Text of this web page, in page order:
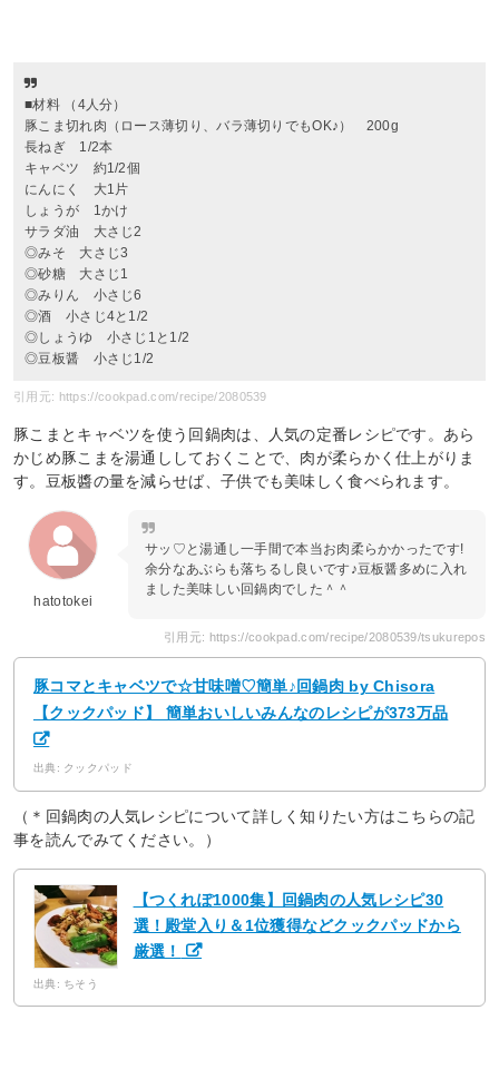
■材料 （4人分）
豚こま切れ肉（ロース薄切り、バラ薄切りでもOK♪） 200g
長ねぎ 1/2本
キャベツ 約1/2個
にんにく 大1片
しょうが 1かけ
サラダ油 大さじ2
◎みそ 大さじ3
◎砂糖 大さじ1
◎みりん 小さじ6
◎酒 小さじ4と1/2
◎しょうゆ 小さじ1と1/2
◎豆板醤 小さじ1/2
引用元: https://cookpad.com/recipe/2080539
豚こまとキャベツを使う回鍋肉は、人気の定番レシピです。あら
かじめ豚こまを湯通ししておくことで、肉が柔らかく仕上がりま
す。豆板醬の量を減らせば、子供でも美味しく食べられます。
hatotokei
サッ♡と湯通し一手間で本当お肉柔らかかったです!
余分なあぶらも落ちるし良いです♪豆板醤多めに入れ
ました美味しい回鍋肉でした＾＾
引用元: https://cookpad.com/recipe/2080539/tsukurepos
豚コマとキャベツで☆甘味噌♡簡単♪回鍋肉 by Chisora
【クックパッド】 簡単おいしいみんなのレシピが373万品
出典: クックパッド
（＊回鍋肉の人気レシピについて詳しく知りたい方はこちらの記
事を読んでみてください。）
【つくれぽ1000集】回鍋肉の人気レシピ30
選！殿堂入り＆1位獲得などクックパッドから
厳選！
出典: ちそう